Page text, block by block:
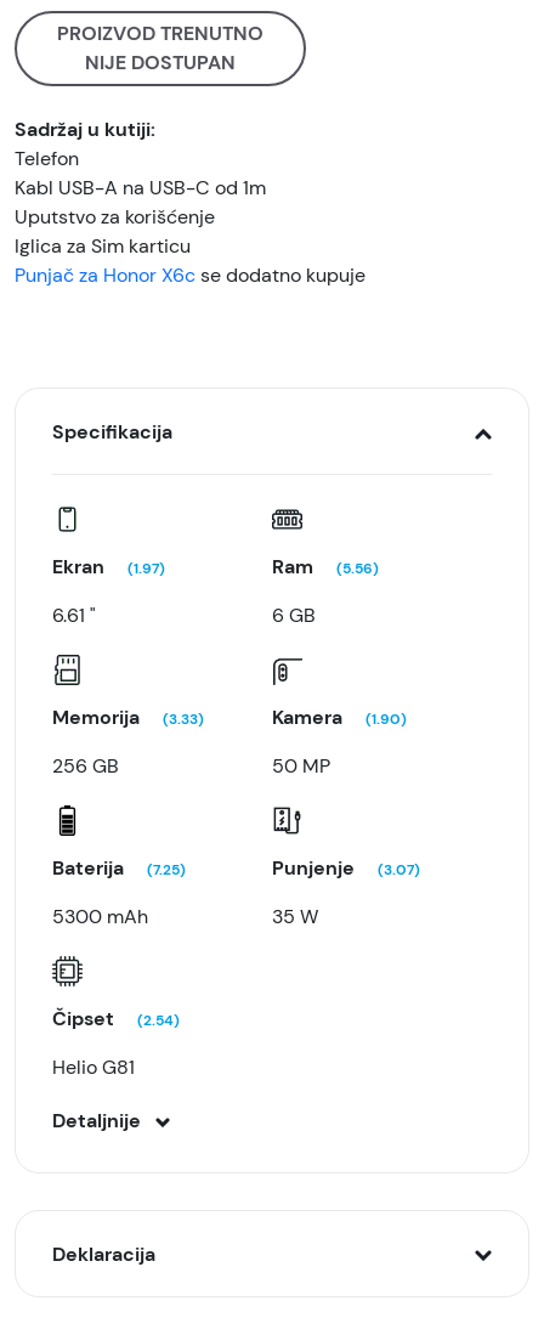
PROIZVOD TRENUTNO
NIJE DOSTUPAN
Sadržaj u kutiji:
Telefon
Kabl USB-A na USB-C od 1m
Uputstvo za korišćenje
Iglica za Sim karticu
Punjač za Honor X6cse dodatno kupuje
Specifikacija
Ekran (1.97)
6.61 "
Ram (5.56)
6 GB
Memorija (3.33)
256 GB
Kamera (1.90)
50 MP
Baterija (7.25)
5300 mAh
Punjenje (3.07)
35 W
Čipset (2.54)
Helio G81
Detaljnije
Deklaracija